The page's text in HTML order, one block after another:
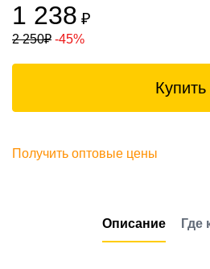
1 238 ₽
2 250₽ -45%
Купить
Получить оптовые цены
Описание Где